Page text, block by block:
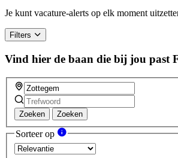
Je kunt vacature-alerts op elk moment
Filters
Vind hier de baan die bij jou past
Zoeken Zoeken
Sorteer op